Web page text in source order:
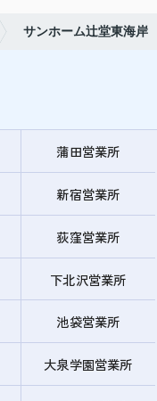
サンホーム辻堂東海岸
蒲田営業所
新宿営業所
荻窪営業所
下北沢営業所
池袋営業所
大泉学園営業所